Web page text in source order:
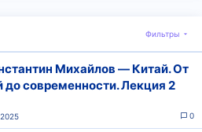
Фильтры
Михайлов ― Китай. От
до современности. Лекция 2
0